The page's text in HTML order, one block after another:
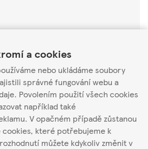
a cookies
nebo ukládáme soubory
správné fungování webu a
Povolením použití všech cookies
například také
V opačném případě zůstanou
cookies, které potřebujeme k
můžete kdykoliv změnit v
o
Akční nabídka
Najít jiný obchod